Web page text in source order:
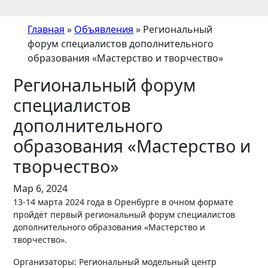
Главная » Объявления » Региональный
форум специалистов дополнительного
образования «Мастерство и творчество»
Региональный форум
специалистов
дополнительного
образования «Мастерство и
творчество»
Мар 6, 2024
13-14 марта 2024 года в Оренбурге в очном формате
пройдёт первый региональный форум специалистов
дополнительного образования «Мастерство и
творчество».
Организаторы: Региональный модельный центр